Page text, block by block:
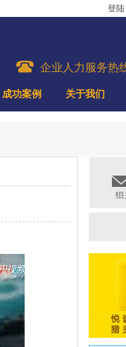
登陆
企业人力服务热
成功案例 关于我们